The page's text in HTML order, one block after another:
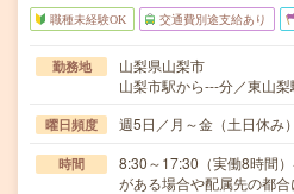
職種未経験OK 交通費別途支給あり
勤務地
山梨県山梨市
山梨市駅から---分／東山
曜日頻度 週5日／月～金（土日休み）
時間
8:30～17:30（実働8時間
がある場合や配属先の都